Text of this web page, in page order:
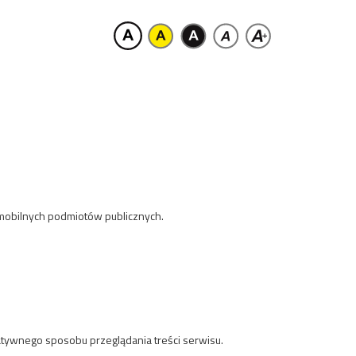
podmiotów publicznych.
sposobu przeglądania treści serwisu.